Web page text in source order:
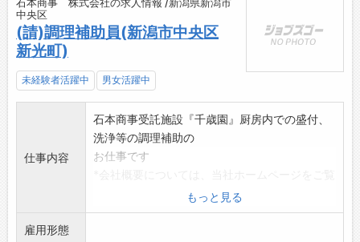
石本商事 株式会社の求人情報 /新潟県新潟市
中央区
(請)調理補助員(新潟市中央区
新光町)
未経験者活躍中 男女活躍中
仕事内容
石本商事受託施設『千歳園』厨房内での盛付、
洗浄等の調理補助の
お仕事です
「変更範囲:変更なし」
もっと見る
雇用形態